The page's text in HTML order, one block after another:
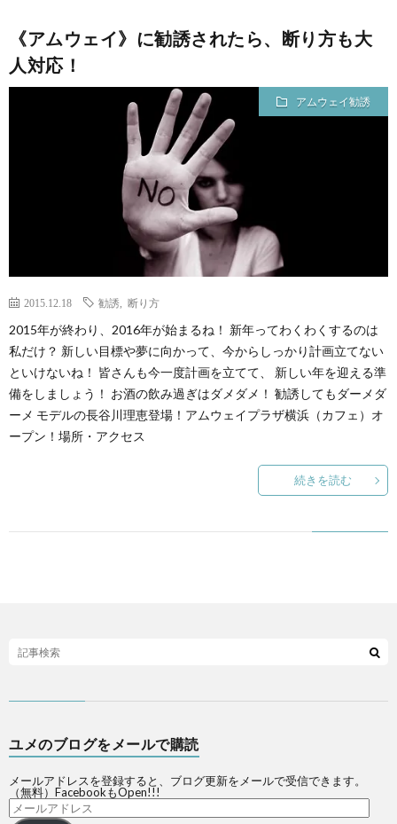
《アムウェイ》に勧誘されたら、断り方も大
人対応！
アムウェイ勧誘
2015.12.18 勧誘 断り方
2015年が終わり、2016年が始まるね！ 新年ってわくわくするのは
私だけ？ 新しい目標や夢に向かって、今からしっかり計画立てない
といけないね！ 皆さんも今一度計画を立てて、 新しい年を迎える準
備をしましょう！ お酒の飲み過ぎはダメダメ！ 勧誘してもダーメダ
ーメ モデルの長谷川理恵登場！アムウェイプラザ横浜（カフェ）オ
ープン！場所・アクセス
続きを読む
ユメのブログをメールで購読
メールアドレスを登録すると、ブログ更新をメールで受信できます。
（無料）FacebookもOpen!!!